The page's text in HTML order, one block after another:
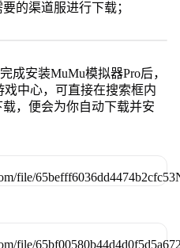
的渠道服进行下载；
成安装MuMu模拟器Pro后，
中心，可直接在搜索框内
，便会为你自动下载并安